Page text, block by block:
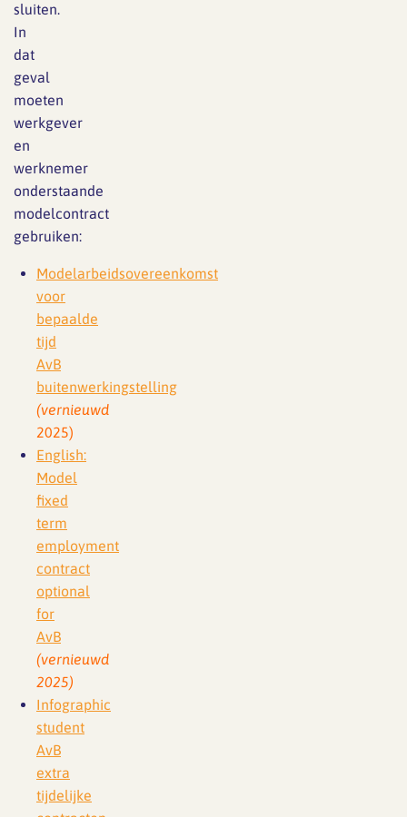
sluiten.
In
dat
geval
moeten
werkgever
en
werknemer
onderstaande
modelcontract
gebruiken:
Modelarbeidsovereenkomst
voor
bepaalde
tijd
AvB
buitenwerkingstelling
(vernieuwd
2025)
English:
Model
fixed
term
employment
contract
optional
for
AvB
(vernieuwd
2025)
Infographic
student
AvB
extra
tijdelijke